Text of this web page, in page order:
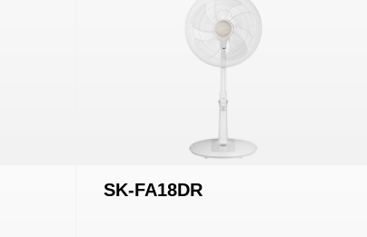
SK-FA18DR